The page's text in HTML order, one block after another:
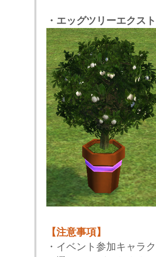
・エッグツリーエクス
【注意事項】
・イベント参加キャラ